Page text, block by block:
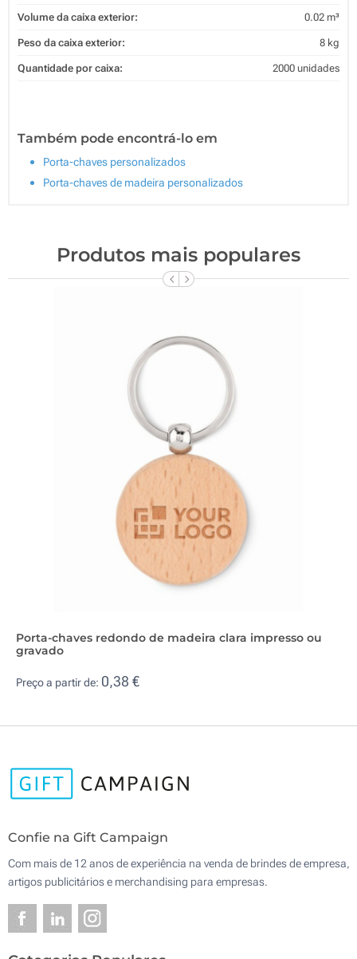
Volume da caixa exterior: 0.02 m³
Peso da caixa exterior: 8 kg
Quantidade por caixa: 2000 unidades
Também pode encontrá-lo em
Porta-chaves personalizados
Porta-chaves de madeira personalizados
Produtos mais populares
Porta-chaves redondo de madeira clara impresso ou
gravado
Preço a partir de: 0,38 €
Confie na Gift Campaign
Com mais de 12 anos de experiência na venda de brindes de empresa,
artigos publicitários e merchandising para empresas.